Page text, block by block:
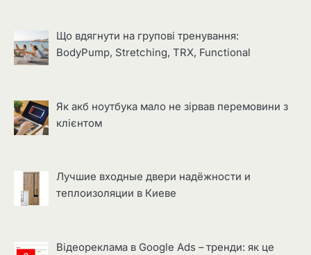
Що вдягнути на групові тренування:
BodyPump, Stretching, TRX, Functional
Як акб ноутбука мало не зірвав перемовини з
клієнтом
Лучшие входные двери надёжности и
теплоизоляции в Киеве
Відеореклама в Google Ads – тренди: як це